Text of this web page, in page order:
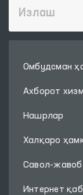
Омбудсман
Ахборот
Нашрлар
Халқаро
Савол-жавоб
Интернет